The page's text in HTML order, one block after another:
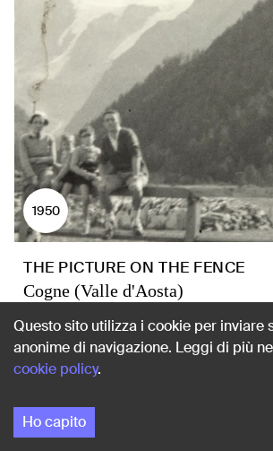
1950
THE PICTURE ON THE FENCE
Cogne (Valle d'Aosta)
Questo sito utilizza i cookie per inviare
anonime di navigazione. Leggi di più
cookie policy.
Ho capito